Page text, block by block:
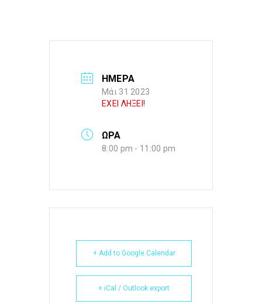
ΗΜΕΡΑ
Μάι 31 2023
ΕΧΕΙ ΛΗΞΕΙ!
ΩΡΑ
8:00 pm - 11:00 pm
+ Add to Google Calendar
+ iCal / Outlook export